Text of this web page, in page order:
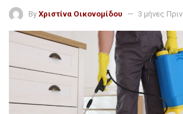
By Χριστίνα Οικονομίδου 3 μήνες Πριν